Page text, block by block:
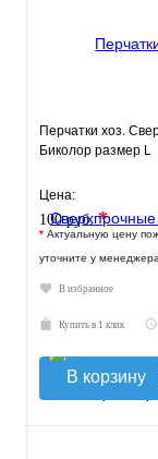
Перчатки хоз.
Биколор размер L
Цена:
100 руб.*
* Актуальную цену
уточните у менеджера
В избранное
Купить в 1 клик